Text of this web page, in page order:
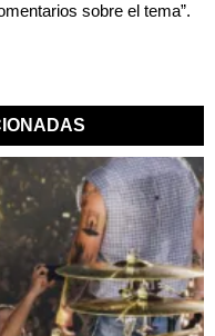
sobre el tema”.